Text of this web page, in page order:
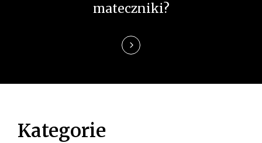
mateczniki?
Kategorie